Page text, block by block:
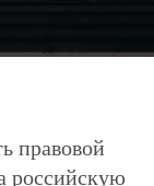
правовой
российскую